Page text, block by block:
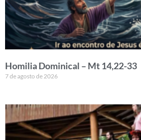
Homilia Dominical – Mt 14,22-33
7 de agosto de 2026